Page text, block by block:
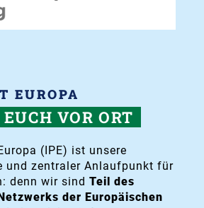
EUROPA
VOR ORT
(IPE) ist unsere
und zentraler Anlaufpunkt für
denn wir sind Teil des
der Europäischen